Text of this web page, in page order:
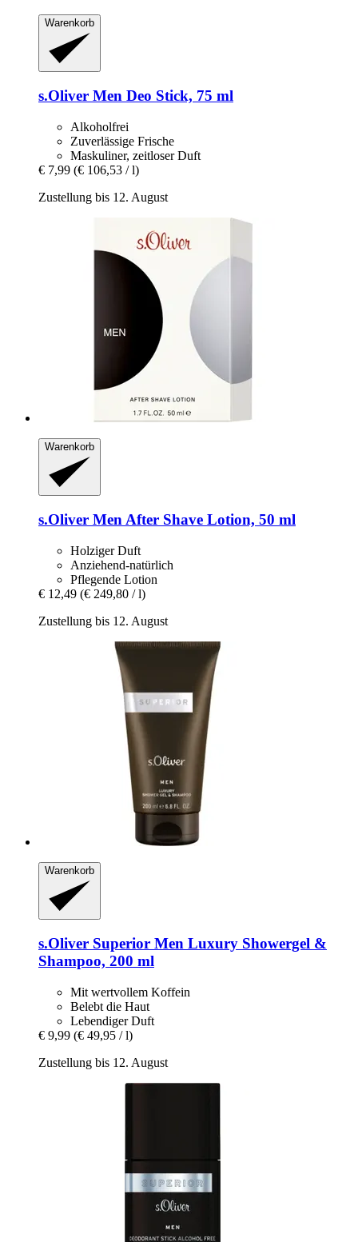
Warenkorb
s.Oliver Men Deo Stick, 75 ml
Alkoholfrei
Zuverlässige Frische
Maskuliner, zeitloser Duft
€ 7,99 (€ 106,53 / l)
Zustellung bis 12. August
Warenkorb
s.Oliver Men After Shave Lotion, 50 ml
Holziger Duft
Anziehend-natürlich
Pflegende Lotion
€ 12,49 (€ 249,80 / l)
Zustellung bis 12. August
Warenkorb
s.Oliver Superior Men Luxury Showergel &
Shampoo, 200 ml
Mit wertvollem Koffein
Belebt die Haut
Lebendiger Duft
€ 9,99 (€ 49,95 / l)
Zustellung bis 12. August